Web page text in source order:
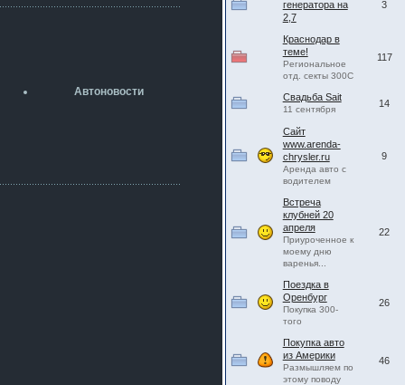
разболтовка 5х114.3 спокойно
А здесь уже кладбищенская тишина...
Автоновости
генератора на
2,7
3
Краснодар в
теме!
Региональное
отд. секты 300С
117
Свадьба Sait
11 сентября
14
Сайт
www.arenda-
chrysler.ru
Аренда авто с
водителем
9
Встреча
клубней 20
апреля
Приуроченное к
моему дню
варенья...
22
Поездка в
Оренбург
Покупка 300-
того
26
Покупка авто
из Америки
Размышляем по
этому поводу
46